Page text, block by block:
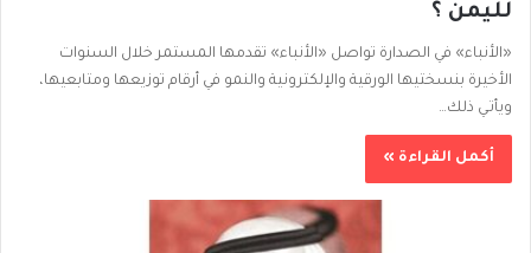
لليمن ؟
«الأنباء» في الصدارة تواصل «الأنباء» تقدمها المستمر خلال السنوات
الأخيرة بنسختيها الورقية والإلكترونية والنمو في أرقام توزيعها ومتابعيها،
ويأتـي ذلك…
أكمل القراءة »